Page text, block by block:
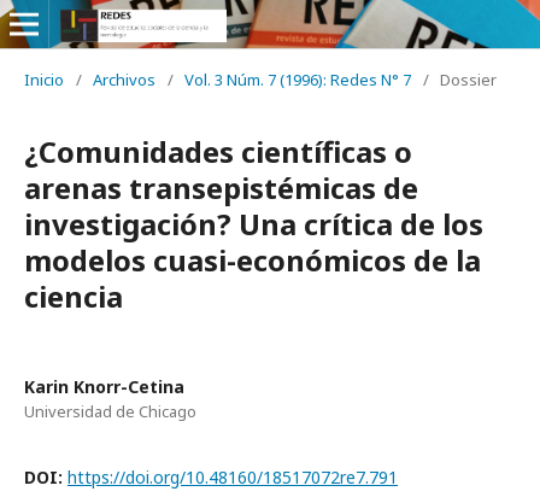
Inicio / Archivos / Vol. 3 Núm. 7 (1996): Redes N° 7 / Dossier
¿Comunidades científicas o
arenas transepistémicas de
investigación? Una crítica de los
modelos cuasi-económicos de la
ciencia
Karin Knorr-Cetina
Universidad de Chicago
DOI: https://doi.org/10.48160/18517072re7.791